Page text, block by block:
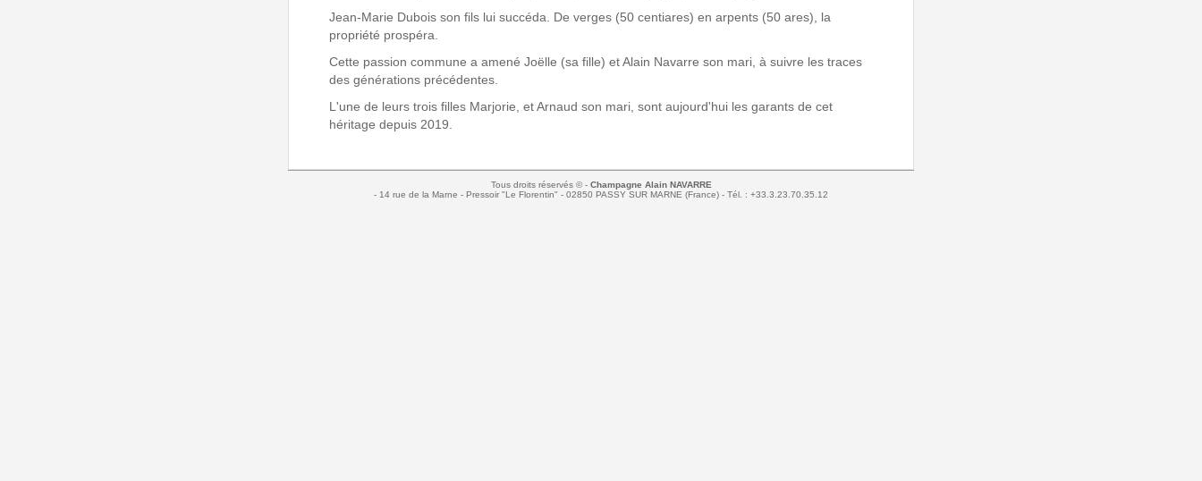
Jean-Marie Dubois son fils lui succéda. De verges (50 centiares) en arpents (50 ares), la
propriété prospéra.
Cette passion commune a amené Joëlle (sa fille) et Alain Navarre son mari, à suivre les traces
des générations précédentes.
L'une de leurs trois filles Marjorie, et Arnaud son mari, sont aujourd'hui les garants de cet
héritage depuis 2019.
Tous droits réservés © - Champagne Alain NAVARRE
- 14 rue de la Marne - Pressoir "Le Florentin" - 02850 PASSY SUR MARNE (France) - Tél. : +33.3.23.70.35.12